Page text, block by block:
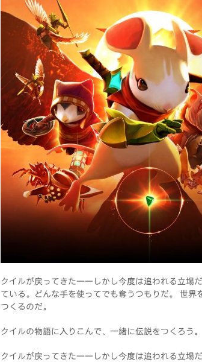
クイルが戻ってきた――しかし今度は追われる立場
ている。どんな手を使ってでも奪うつもりだ。 世
つくるのだ。
クイルの物語に入りこんで、一緒に伝説をつくろう。
クイルが戻ってきた――しかし今度は追われる立場